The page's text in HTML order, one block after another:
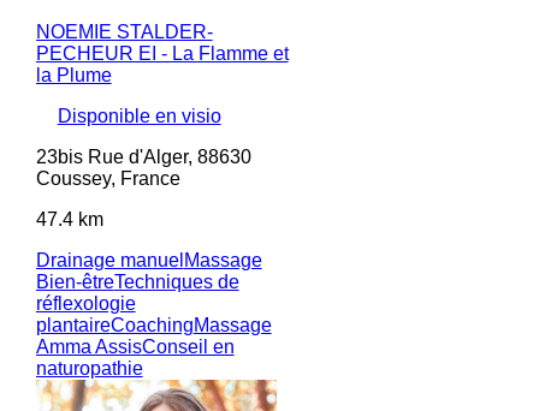
NOEMIE STALDER-
PECHEUR EI - La Flamme et
la Plume
Disponible en visio
23bis Rue d'Alger, 88630
Coussey, France
47.4 km
Drainage manuel Massage
Bien-êtreTechniques de
réflexologie
plantaireCoachingMassage
Amma AssisConseil en
naturopathie